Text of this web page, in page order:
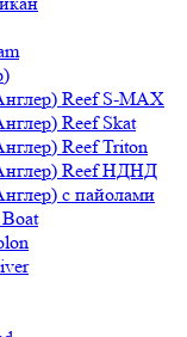
Reef S-MAX
Reef Skat
Reef Triton
Reef НДНД
с пайолами